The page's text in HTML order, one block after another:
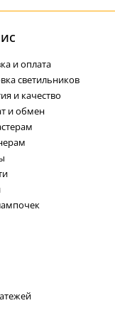
и оплата
светильников
и качество
и обмен